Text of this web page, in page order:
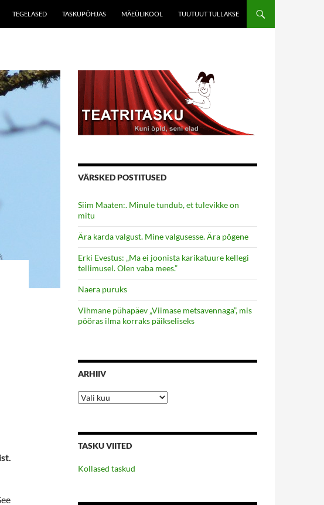
TEGELASED TASKUPÕHJAS MÄEÜLIKOOL TUUTUUT TULLAKSE
VÄRSKED POSTITUSED
Siim Maaten:. Minule tundub, et tulevikke on
mitu
Ära karda valgust. Mine valgusesse. Ära põgene
Erki Evestus: „Ma ei joonista karikatuure kellegi
tellimusel. Olen vaba mees.”
Naera puruks
Vihmane pühapäev „Viimase metsavennaga”, mis
pööras ilma korraks päikseliseks
ARHIIV
Arhiiv
TASKU VIITED
Kollased taskud